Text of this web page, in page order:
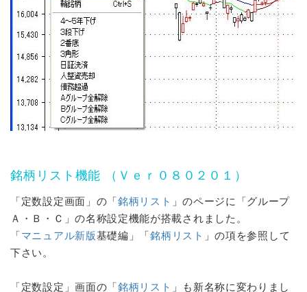
銘柄リスト 機能 （Ｖｅｒ０８０２０１）
「定数設定画面」の「銘柄リスト 」のページに「グループ
Ａ・Ｂ・Ｃ」の名称設定機能が搭載されました。
「マニュアル新版基礎編」「銘柄リスト 」の項を参照して
下さい。
「定数設定」画面の「銘柄リスト 」も新名称に変わりまし